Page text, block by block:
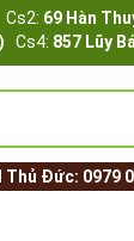
Cs2: 69 Hàn
Cs4: 857 Lũy
Thủ Đức: 0979